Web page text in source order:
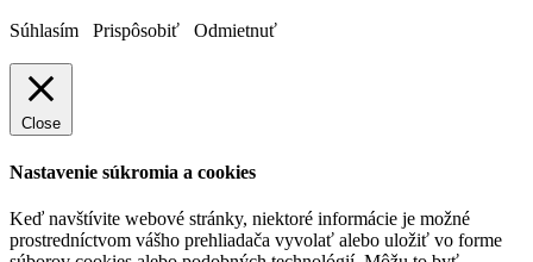
Súhlasím Prispôsobiť Odmietnuť
Close
Nastavenie súkromia a cookies
Keď navštívite webové stránky, niektoré informácie je možné
prostredníctvom vášho prehliadača vyvolať alebo uložiť vo forme